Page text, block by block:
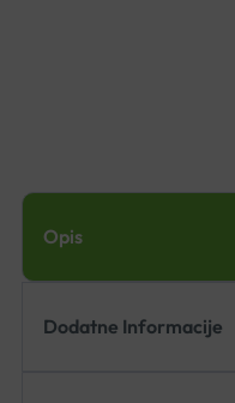
Opis
Dodatne Informacije